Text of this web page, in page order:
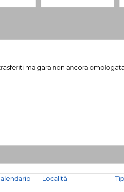
ma gara non ancora omologata
Località